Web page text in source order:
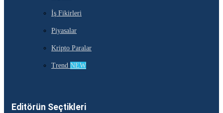
İş Fikirleri
Piyasalar
Kripto Paralar
Trend NEW
Editörün Seçtikleri